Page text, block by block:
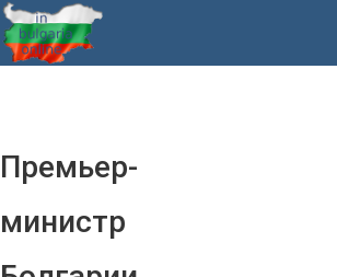
Премьер-
министр